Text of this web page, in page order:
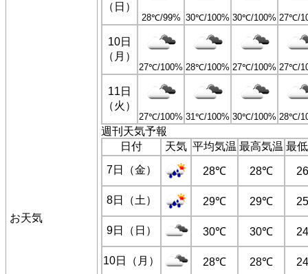
お天気
（日）
28℃/99% 30℃/100% 30℃/100% 27℃/
10日
（月）
27℃/100% 28℃/100% 27℃/100% 27℃/
11日
（火）
27℃/100% 31℃/100% 30℃/100% 28℃/
週刊天気予報
日付
天気 平均気温 最高気温 最
7日（金）
28℃ 28℃
8日（土） 29℃ 29℃
9日（日） 30℃ 30℃
10日（月） 28℃ 28℃